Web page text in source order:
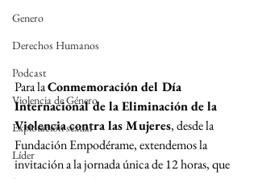
Genero
Derechos Humanos
Podcast
Violencia de Género
Explotación sexual
Líder
Para la Conmemoración del Día
Internacional de la Eliminación de la
Violencia contra las Mujeres, desde la
Fundación Empodérame, extendemos la
invitación a la jornada única de 12 horas, que